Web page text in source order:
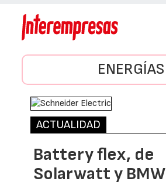
ENERGÍAS
ACTUALIDAD
Battery flex, de
Solarwatt y BMW